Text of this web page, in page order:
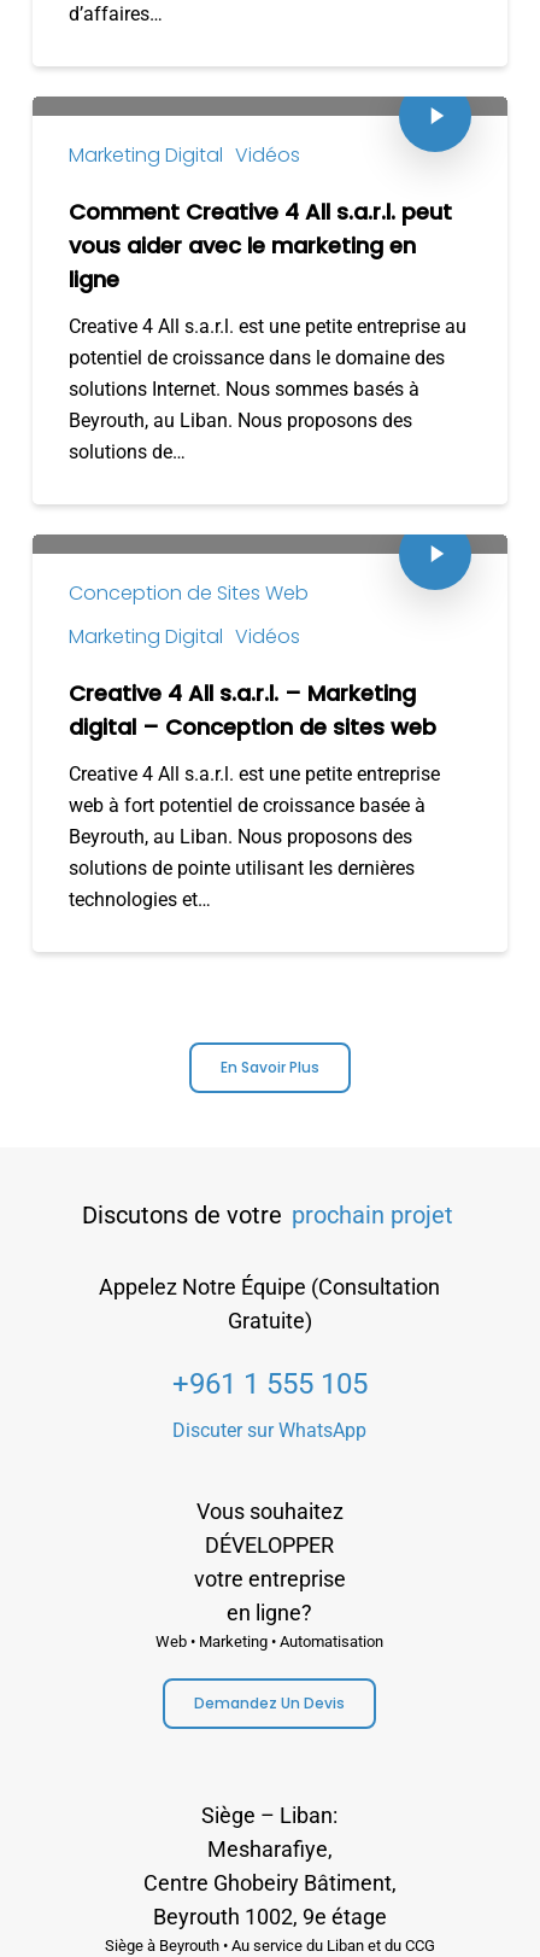
d’affaires…
Marketing Digital Vidéos
Comment Creative 4 All s.a.r.l. peut
vous aider avec le marketing en
ligne
Creative 4 All s.a.r.l. est une petite entreprise au
potentiel de croissance dans le domaine des
solutions Internet. Nous sommes basés à
Beyrouth, au Liban. Nous proposons des
solutions de…
Conception de Sites Web
Marketing Digital Vidéos
Creative 4 All s.a.r.l. – Marketing
digital – Conception de sites web
Creative 4 All s.a.r.l. est une petite entreprise
web à fort potentiel de croissance basée à
Beyrouth, au Liban. Nous proposons des
solutions de pointe utilisant les dernières
technologies et…
En Savoir Plus
Discutons de votre prochain projet
Appelez Notre Équipe (Consultation
Gratuite)
+961 1 555 105
Discuter sur WhatsApp
Vous souhaitez
DÉVELOPPER
votre entreprise
en ligne?
Web • Marketing • Automatisation
Demandez Un Devis
Siège – Liban:
Mesharafiye,
Centre Ghobeiry Bâtiment,
Beyrouth 1002, 9e étage
Siège à Beyrouth • Au service du Liban et du CCG